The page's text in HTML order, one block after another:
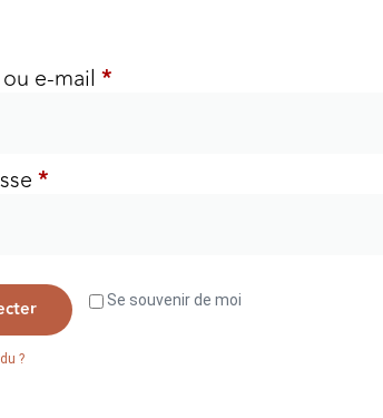
e-mail*
*
Se souvenir de moi
?